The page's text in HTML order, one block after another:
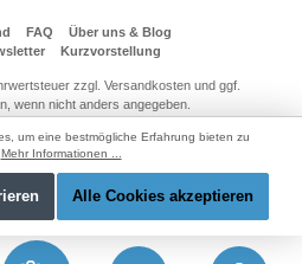
FAQ
Über uns & Blog
Kurzvorstellung
zzgl. Versandkosten und ggf.
wenn nicht anders angegeben.
um eine bestmögliche Erfahrung bieten zu
Mehr Informationen ...
Alle Cookies akzeptieren